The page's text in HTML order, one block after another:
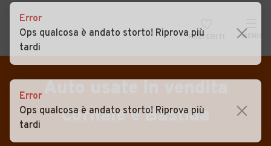
PREFERITI MENU
CERCA
Auto
Auto usate
Auto Km 0
VENDI
MAGAZINE
ACCEDI
Cornale e Bastida
Error
Ops qualcosa è andato storto! Riprova più
tardi
Error
Ops qualcosa è andato storto! Riprova più
tardi